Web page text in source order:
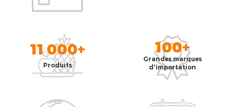
11 000+
Produits
100+
Grandes marques
d'importation